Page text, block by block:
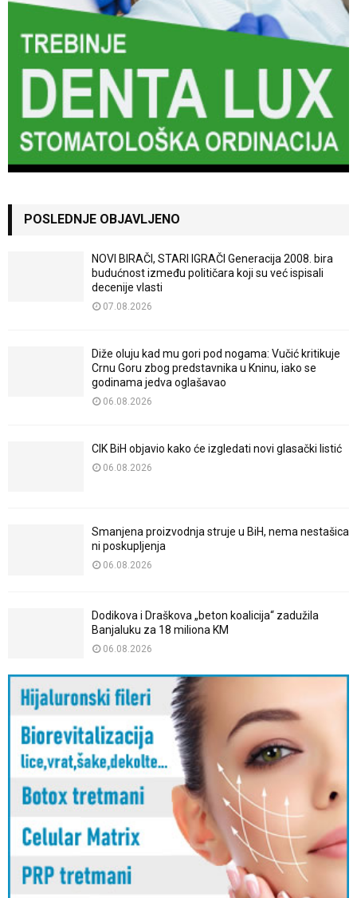
POSLEDNJE OBJAVLJENO
NOVI BIRAČI, STARI IGRAČI Generacija 2008. bira
budućnost između političara koji su već ispisali
decenije vlasti
07.08.2026
Diže oluju kad mu gori pod nogama: Vučić kritikuje
Crnu Goru zbog predstavnika u Kninu, iako se
godinama jedva oglašavao
06.08.2026
CIK BiH objavio kako će izgledati novi glasački listić
06.08.2026
Smanjena proizvodnja struje u BiH, nema nestašica
ni poskupljenja
06.08.2026
Dodikova i Draškova „beton koalicija“ zadužila
Banjaluku za 18 miliona KM
06.08.2026